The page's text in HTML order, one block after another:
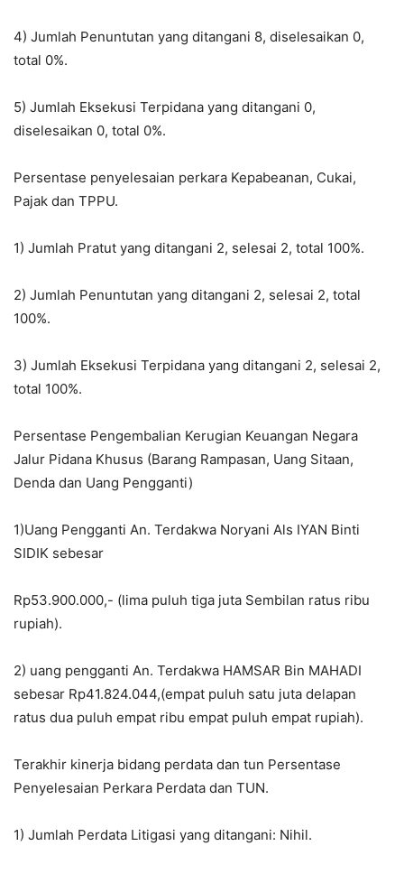
4) Jumlah Penuntutan yang ditangani 8, diselesaikan 0,
total 0%.
5) Jumlah Eksekusi Terpidana yang ditangani 0,
diselesaikan 0, total 0%.
Persentase penyelesaian perkara Kepabeanan, Cukai,
Pajak dan TPPU.
1) Jumlah Pratut yang ditangani 2, selesai 2, total 100%.
2) Jumlah Penuntutan yang ditangani 2, selesai 2, total
100%.
3) Jumlah Eksekusi Terpidana yang ditangani 2, selesai 2,
total 100%.
Persentase Pengembalian Kerugian Keuangan Negara
Jalur Pidana Khusus (Barang Rampasan, Uang Sitaan,
Denda dan Uang Pengganti)
1)Uang Pengganti An. Terdakwa Noryani Als IYAN Binti
SIDIK sebesar
Rp53.900.000,- (lima puluh tiga juta Sembilan ratus ribu
rupiah).
2) uang pengganti An. Terdakwa HAMSAR Bin MAHADI
sebesar Rp41.824.044,(empat puluh satu juta delapan
ratus dua puluh empat ribu empat puluh empat rupiah).
Terakhir kinerja bidang perdata dan tun Persentase
Penyelesaian Perkara Perdata dan TUN.
1) Jumlah Perdata Litigasi yang ditangani: Nihil.